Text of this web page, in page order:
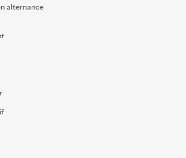
alternance